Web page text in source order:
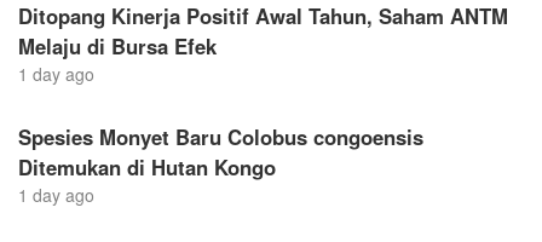
Ditopang Kinerja Positif Awal Tahun, Saham ANTM
Melaju di Bursa Efek
1 day ago
Spesies Monyet Baru Colobus congoensis
Ditemukan di Hutan Kongo
1 day ago